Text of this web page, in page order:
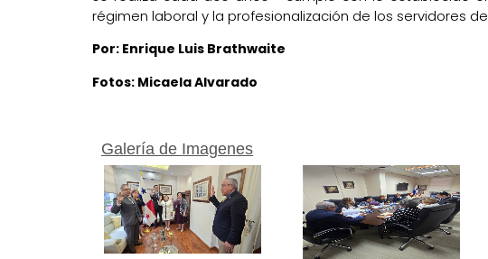
régimen laboral y la profesionalización de los servidores
Por: Enrique Luis Brathwaite
Fotos: Micaela Alvarado
Galería de Imagenes